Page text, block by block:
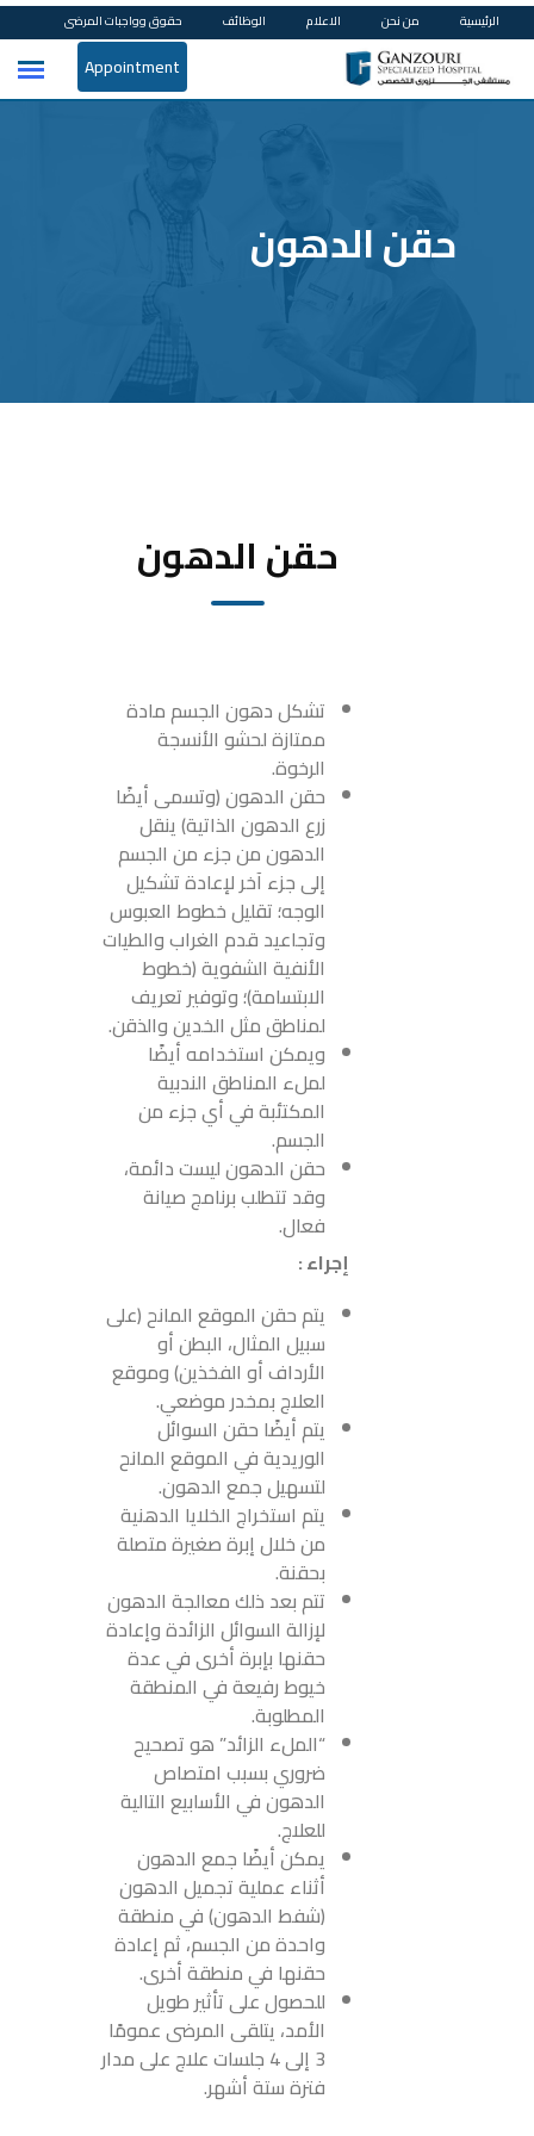
الرئيسية من نحن الاعلام الوظائف حقوق وواجبات المرضى
Appointment
حقن الدهون
حقن الدهون
تشكل دهون الجسم مادة
ممتازة لحشو الأنسجة
الرخوة.
حقن الدهون (وتسمى أيضًا
زرع الدهون الذاتية) ينقل
الدهون من جزء من الجسم
إلى جزء آخر لإعادة تشكيل
الوجه؛ تقليل خطوط العبوس
وتجاعيد قدم الغراب والطيات
الأنفية الشفوية (خطوط
الابتسامة)؛ وتوفير تعريف
لمناطق مثل الخدين والذقن.
ويمكن استخدامه أيضًا
لملء المناطق الندبية
المكتئبة في أي جزء من
الجسم.
حقن الدهون ليست دائمة،
وقد تتطلب برنامج صيانة
فعال.
إجراء :
يتم حقن الموقع المانح (على
سبيل المثال، البطن أو
الأرداف أو الفخذين) وموقع
العلاج بمخدر موضعي.
يتم أيضًا حقن السوائل
الوريدية في الموقع المانح
لتسهيل جمع الدهون.
يتم استخراج الخلايا الدهنية
من خلال إبرة صغيرة متصلة
بحقنة.
تتم بعد ذلك معالجة الدهون
لإزالة السوائل الزائدة وإعادة
حقنها بإبرة أخرى في عدة
خيوط رفيعة في المنطقة
المطلوبة.
“الملء الزائد” هو تصحيح
ضروري بسبب امتصاص
الدهون في الأسابيع التالية
للعلاج.
يمكن أيضًا جمع الدهون
أثناء عملية تجميل الدهون
(شفط الدهون) في منطقة
واحدة من الجسم، ثم إعادة
حقنها في منطقة أخرى.
للحصول على تأثير طويل
الأمد، يتلقى المرضى عمومًا
3 إلى 4 جلسات علاج على مدار
فترة ستة أشهر.